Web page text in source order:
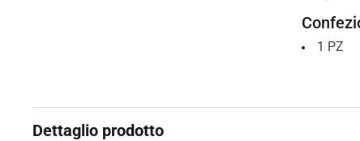
1 PZ
Dettaglio prodotto